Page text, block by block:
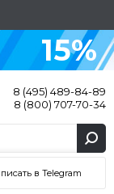
15%
8 (495) 489-84-89
8 (800) 707-70-34
в Telegram